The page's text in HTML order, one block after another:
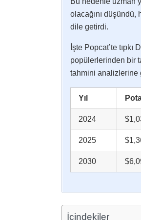
olacağını
dile getirdi.
İşte Popcat’te
popülerlerinden bir
tahmini analizlerine
Yıl
2024
2025
2030
İçindekiler